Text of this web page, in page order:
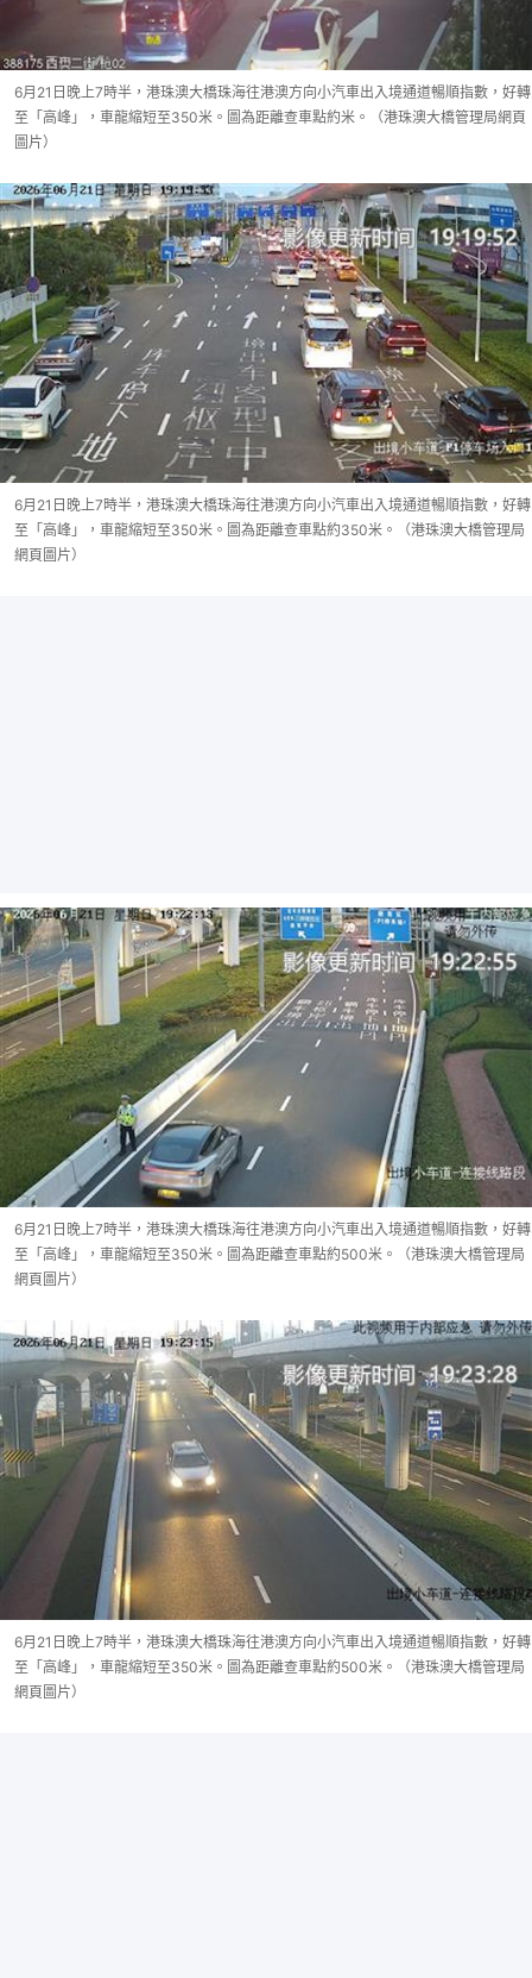
6月21日晚上7時半，港珠澳大橋珠海往港澳方向小汽車出入境通道暢順指數，好轉
至「高峰」，車龍縮短至350米。圖為距離查車點約米。（港珠澳大橋管理局網頁
圖片）
6月21日晚上7時半，港珠澳大橋珠海往港澳方向小汽車出入境通道暢順指數，好轉
至「高峰」，車龍縮短至350米。圖為距離查車點約350米。（港珠澳大橋管理局
網頁圖片）
6月21日晚上7時半，港珠澳大橋珠海往港澳方向小汽車出入境通道暢順指數，好轉
至「高峰」，車龍縮短至350米。圖為距離查車點約500米。（港珠澳大橋管理局
網頁圖片）
6月21日晚上7時半，港珠澳大橋珠海往港澳方向小汽車出入境通道暢順指數，好轉
至「高峰」，車龍縮短至350米。圖為距離查車點約500米。（港珠澳大橋管理局
網頁圖片）